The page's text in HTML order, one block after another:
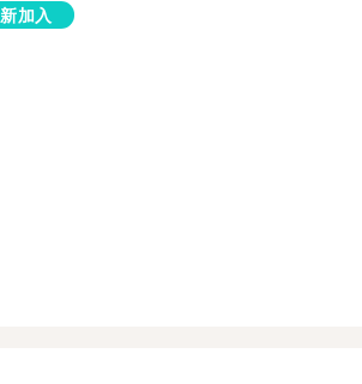
新加入